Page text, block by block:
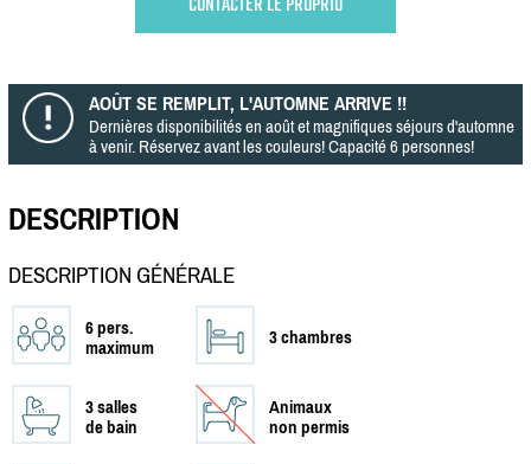
AOÛT SE REMPLIT, L'AUTOMNE ARRIVE !!
Dernières disponibilités en août et magnifiques séjours d'automne
à venir. Réservez avant les couleurs! Capacité 6 personnes!
DESCRIPTION
DESCRIPTION GÉNÉRALE
6 pers.
maximum
3 chambres
3 salles
de bain
Animaux
non permis